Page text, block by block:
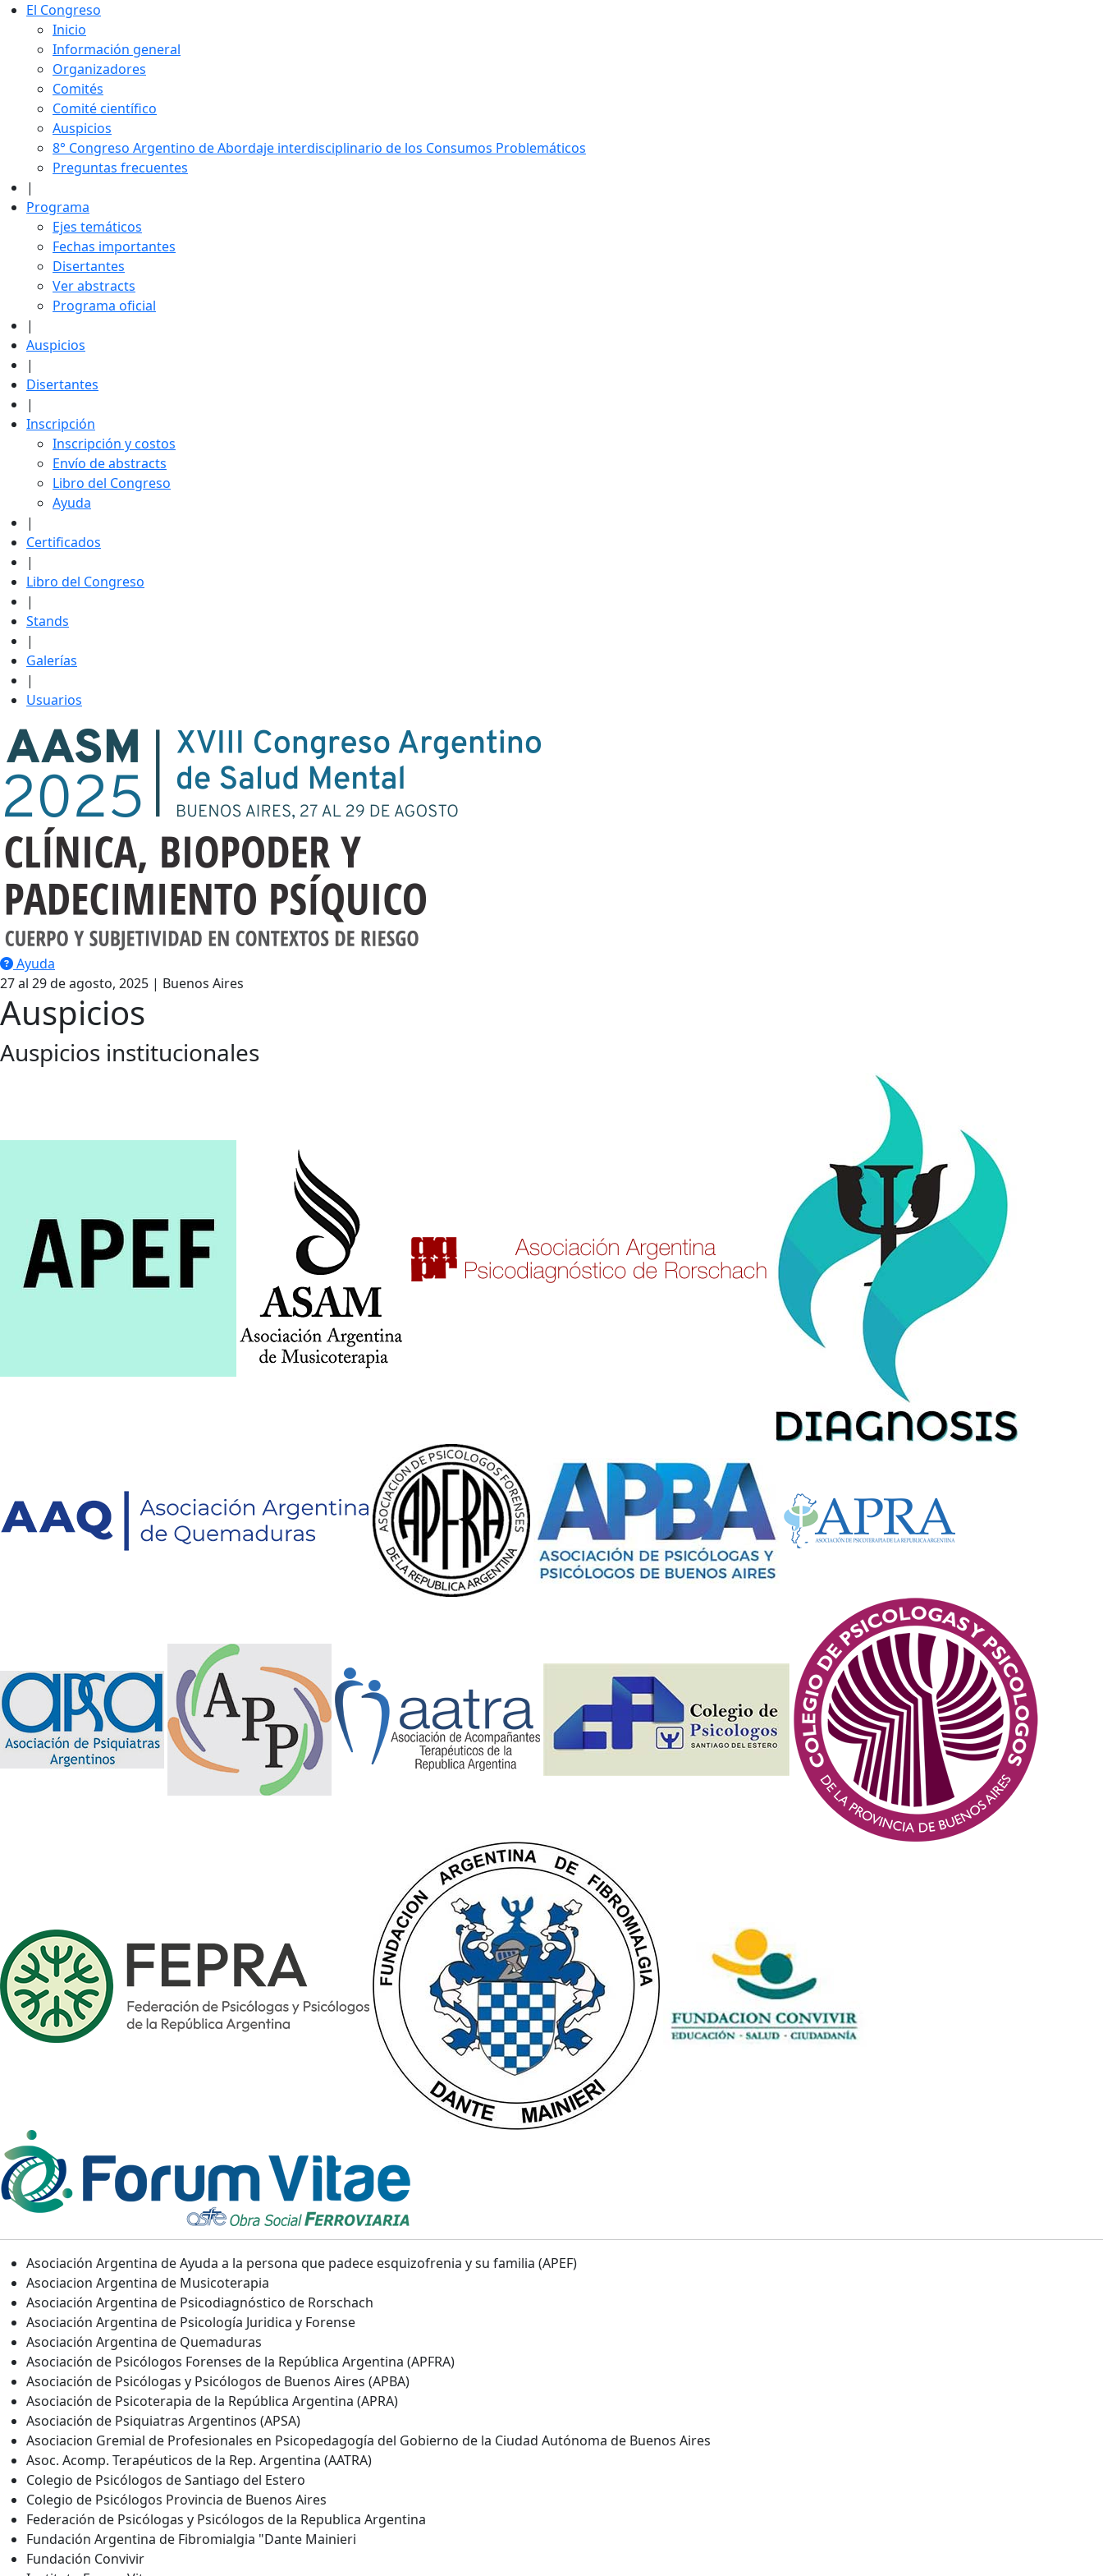
El Congreso
Inicio
Información general
Organizadores
Comités
Comité científico
Auspicios
8° Congreso Argentino de Abordaje interdisciplinario de los Consumos Problemáticos
Preguntas frecuentes
|
Programa
Ejes temáticos
Fechas importantes
Disertantes
Ver abstracts
Programa oficial
|
Auspicios
|
Disertantes
|
Inscripción
Inscripción y costos
Envío de abstracts
Libro del Congreso
Ayuda
|
Certificados
|
Libro del Congreso
|
Stands
|
Galerías
|
Usuarios
Ayuda
27 al 29 de agosto, 2025 | Buenos Aires
Auspicios
Auspicios institucionales
Asociación Argentina de Ayuda a la persona que padece esquizofrenia y su familia (APEF)
Asociacion Argentina de Musicoterapia
Asociación Argentina de Psicodiagnóstico de Rorschach
Asociación Argentina de Psicología Juridica y Forense
Asociación Argentina de Quemaduras
Asociación de Psicólogos Forenses de la República Argentina (APFRA)
Asociación de Psicólogas y Psicólogos de Buenos Aires (APBA)
Asociación de Psicoterapia de la República Argentina (APRA)
Asociación de Psiquiatras Argentinos (APSA)
Asociacion Gremial de Profesionales en Psicopedagogía del Gobierno de la Ciudad Autónoma de Buenos Aires
Asoc. Acomp. Terapéuticos de la Rep. Argentina (AATRA)
Colegio de Psicólogos de Santiago del Estero
Colegio de Psicólogos Provincia de Buenos Aires
Federación de Psicólogas y Psicólogos de la Republica Argentina
Fundación Argentina de Fibromialgia "Dante Mainieri
Fundación Convivir